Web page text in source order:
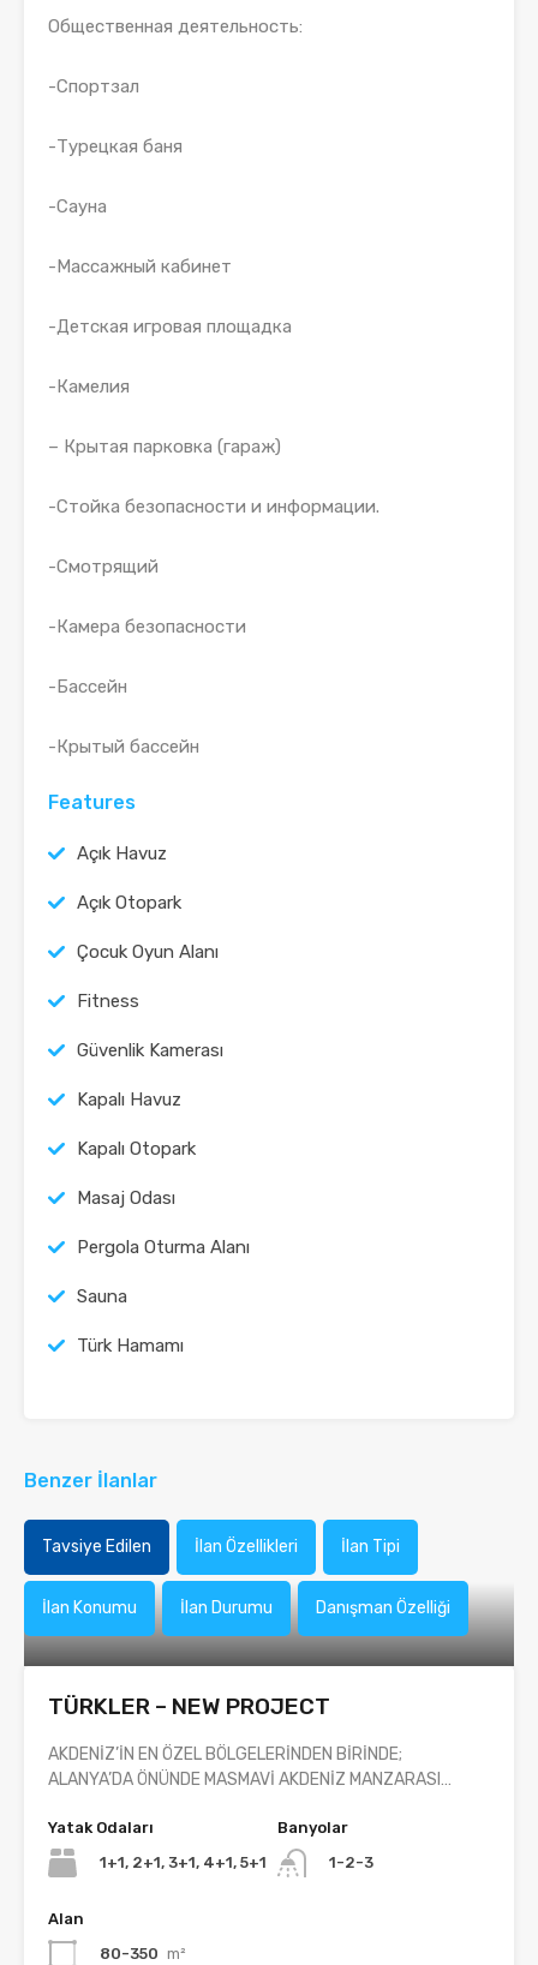
Общественная деятельность:
-Спортзал
-Турецкая баня
-Сауна
-Массажный кабинет
-Детская игровая площадка
-Камелия
– Крытая парковка (гараж)
-Стойка безопасности и информации.
-Смотрящий
-Камера безопасности
-Бассейн
-Крытый бассейн
Features
Açık Havuz
Açık Otopark
Çocuk Oyun Alanı
Fitness
Güvenlik Kamerası
Kapalı Havuz
Kapalı Otopark
Masaj Odası
Pergola Oturma Alanı
Sauna
Türk Hamamı
Benzer İlanlar
Tavsiye Edilen İlan Özellikleri İlan Tipi
İlan Konumu İlan Durumu Danışman Özelliği
TÜRKLER – NEW PROJECT
AKDENİZ’İN EN ÖZEL BÖLGELERİNDEN BİRİNDE;
ALANYA’DA ÖNÜNDE MASMAVİ AKDENİZ MANZARASI…
Yatak Odaları
1+1, 2+1, 3+1, 4+1, 5+1
Banyolar
1-2-3
Alan
80-350 m²